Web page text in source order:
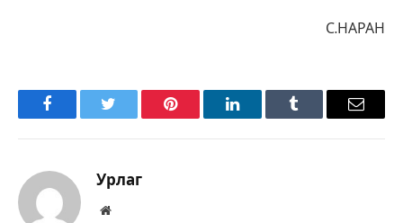
С.НАРАН
FacebookTwitter Pinterest LinkedInTumblr Имэйл
Урлаг
Вэбсайт